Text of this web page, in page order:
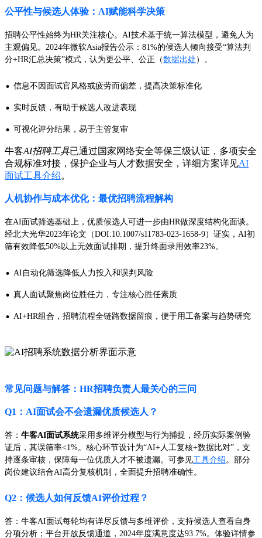
公平性与候选人体验：AI赋能科学决策
招聘公平性始终为HR关注核心。AI技术基于统一算法模型，避免人为
主观偏见。2024年微软Asia报告公示：81%的候选人倾向接受“算法判
分+HR汇总决策”模式，认为更公平、公正（数据出处 ）。
· 信息不因面试官风格或疲劳而偏差，提高决策标准化
· 实时反馈，有助于候选人改进表现
· 可视化评分结果，易于主管复审
牛客AI招聘工具已通过国家网络安全等保三级认证，多项安全
合规标准对接，保护企业与人才数据安全，详细方案详见AI
面试工具介绍。
人机协作与成本优化：最优招聘流程解构
在AI面试筛选基础上，优质候选人可进一步由HR做深度结构化面谈。
经北大光华2023年论文（DOI:10.1007/s11783-023-1658-9）证实，AI初
筛有效降低50%以上无效面试排期，提升终面录用效率23%。
· AI自动化筛选降低人力投入和误判风险
· 真人面试聚焦岗位胜任力，专注核心胜任素质
· AI+HR组合，招聘流程全链路数据留痕，便于用工备案与趋势研究
常见问题与解答：HR招聘负责人最关心的三问
Q1：AI面试会不会遗漏优质候选人？
答： 牛客AI面试系统采用多维评分模型与行为捕捉，经历实际案例验
证后，其误筛率<1%。核心环节设计为“AI+人工复核+数据比对”，支
持逐条审核，保障每一位优质人才不被遗漏。可参见工具介绍。部分
岗位建议结合AI高分复核机制，全面提升招聘准确性。
Q2：候选人如何反馈AI评价过程？
答：牛客AI面试每轮均有详尽反馈与多维评价，支持候选人查看自身
分项分析；平台开放反馈通道，2024年度满意度达93.7%。体验详情参